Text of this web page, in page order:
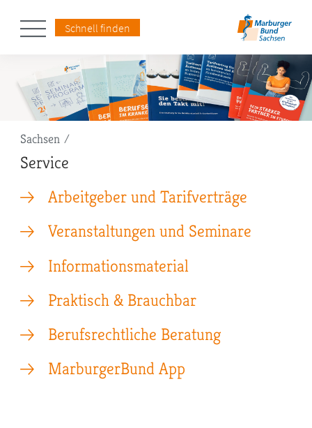
Schnell finden
Pfadnavigation
Sachsen
Service
Arbeitgeber und Tarifverträge
Veranstaltungen und Seminare
Informationsmaterial
Praktisch & Brauchbar
Berufsrechtliche Beratung
MarburgerBund App